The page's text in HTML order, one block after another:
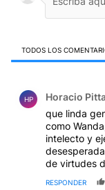
TODOS LOS
HP Horacio
que linda
como
intelecto y
de virtudes
RESPONDER